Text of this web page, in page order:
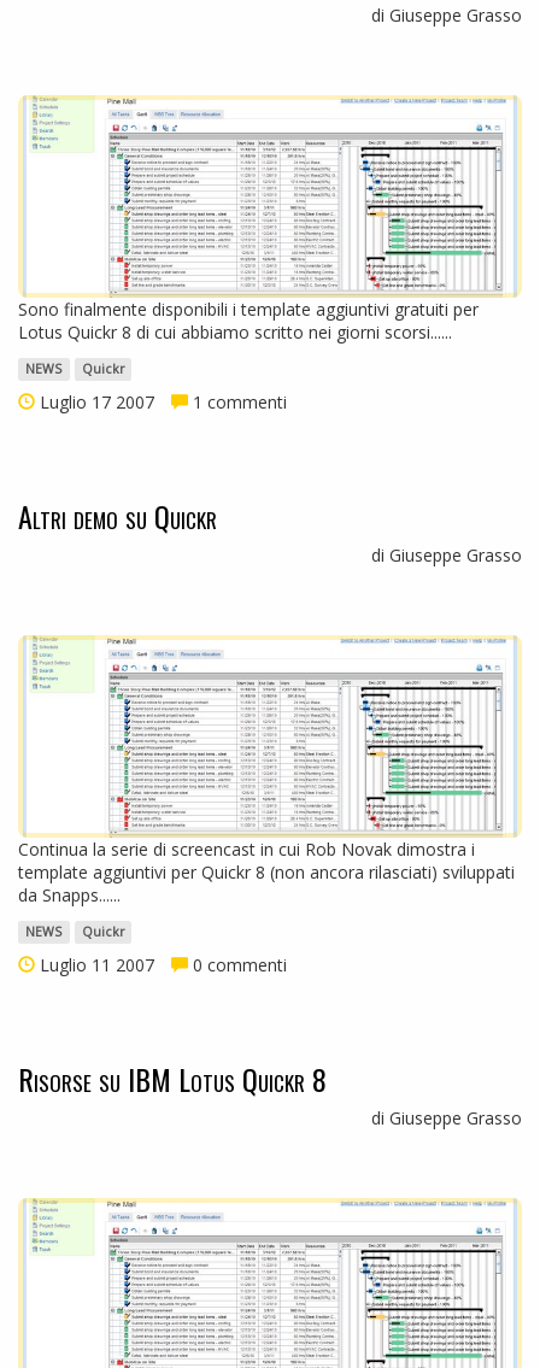
di Giuseppe Grasso
Sono finalmente disponibili i template aggiuntivi gratuiti per
Lotus Quickr 8 di cui abbiamo scritto nei giorni scorsi......
NEWS Quickr
Luglio 17 2007 1 commenti
Altri demo su Quickr
di Giuseppe Grasso
Continua la serie di screencast in cui Rob Novak dimostra i
template aggiuntivi per Quickr 8 (non ancora rilasciati) sviluppati
da Snapps......
NEWS Quickr
Luglio 11 2007 0 commenti
Risorse su IBM Lotus Quickr 8
di Giuseppe Grasso